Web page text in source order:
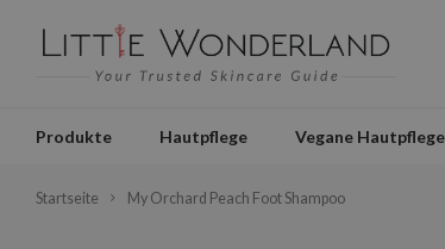
Produkte Hautpflege Vegane Hautpflege
Startseite My Orchard Peach Foot Shampoo